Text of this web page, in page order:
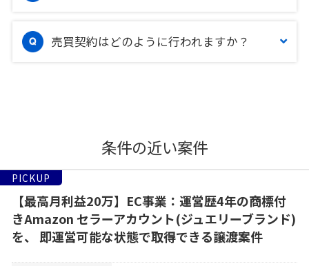
売買契約はどのように行われますか？
条件の近い案件
PICKUP
【最高月利益20万】EC事業：運営歴4年の商標付
きAmazon セラーアカウント(ジュエリーブランド)
を、 即運営可能な状態で取得できる譲渡案件